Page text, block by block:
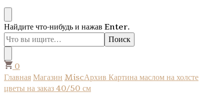
Ищите
что-
то?
Найдите что-нибудь и нажав Enter.
0
ГлавнаяМагазин MiscАрхив Картина маслом на холсте
цветы на заказ 40/50 см